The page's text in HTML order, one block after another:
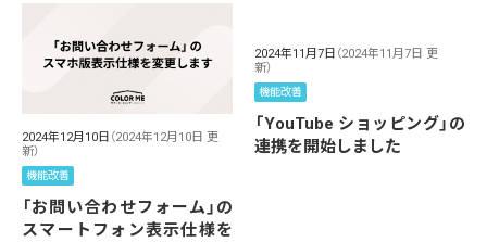
2024年12月10日 （2024年12月10日 更
新）
機能改善
「お問い合わせフォーム」の
スマートフォン表示仕様を
2024年11月7日 （2024年11月7日 更
新）
機能改善
「YouTube ショッピング」の
連携を開始しました